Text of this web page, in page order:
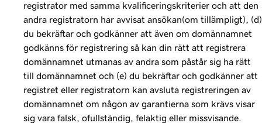
registrator med samma kvalificeringskriterier och att den
andra registratorn har avvisat ansökan(om tillämpligt), (d)
du bekräftar och godkänner att även om domännamnet
godkänns för registrering så kan din rätt att registrera
domännamnet utmanas av andra som påstår sig ha rätt
till domännamnet och (e) du bekräftar och godkänner att
registret eller registratorn kan avsluta registreringen av
domännamnet om någon av garantierna som krävs visar
sig vara falsk, ofullständig, felaktig eller missvisande.